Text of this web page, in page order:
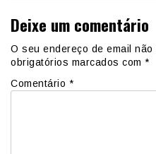
Deixe um comentário
O seu endereço de email
obrigatórios marcados com *
Comentário *